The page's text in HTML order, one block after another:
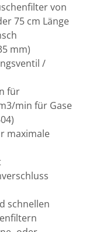
von
75 cm Länge
mm)
/
für
min für Gase
maximale
schnellen